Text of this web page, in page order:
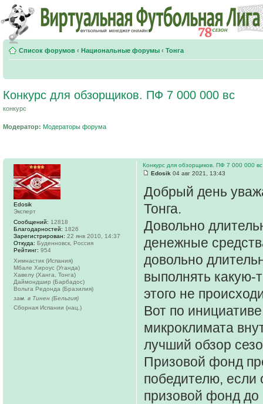
Список форумов ‹ Национальные форумы ‹ Тонга
Конкурс для обзорщиков. ПФ 7 000 000 вс
конкурс
Модератор: Модераторы форума
Конкурс для обзорщиков. ПФ 7 000 000 вс
Edosik 04 авг 2021, 13:43
Добрый день
Тонга.
Довольно
денежные
довольно
выполнять
этого не
Вот по
микроклимата
лучший обзор
Призовой фонд
победителю, если
призовой фонд
Edosik
Эксперт
Сообщений: 12818
Благодарностей: 1826
Зарегистрирован: 22 янв 2010, 14:37
Откуда: Буденновск, Россия
Рейтинг: 954
Химнастик (Испания)
Мбале Хироус (Уганда)
Хавелу (Ханга, Тонга)
Даймондшир (Барбадос)
Вольта Редонда (Бразилия)
зам. в Тинен (Бельгия)
Сборная Испании (нац.)